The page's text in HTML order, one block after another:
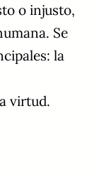
o injusto,
Se
la
virtud.